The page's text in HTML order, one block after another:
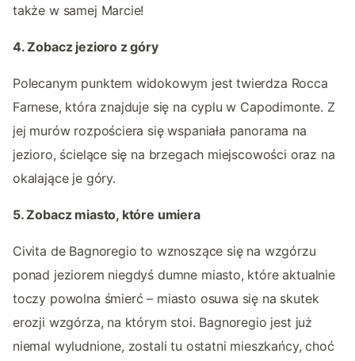
także w samej Marcie!
4. Zobacz jezioro z góry
Polecanym punktem widokowym jest twierdza Rocca
Farnese, która znajduje się na cyplu w Capodimonte. Z
jej murów rozpościera się wspaniała panorama na
jezioro, ścielące się na brzegach miejscowości oraz na
okalające je góry.
5. Zobacz miasto, które umiera
Civita de Bagnoregio to wznoszące się na wzgórzu
ponad jeziorem niegdyś dumne miasto, które aktualnie
toczy powolna śmierć – miasto osuwa się na skutek
erozji wzgórza, na którym stoi. Bagnoregio jest już
niemal wyludnione, zostali tu ostatni mieszkańcy, choć